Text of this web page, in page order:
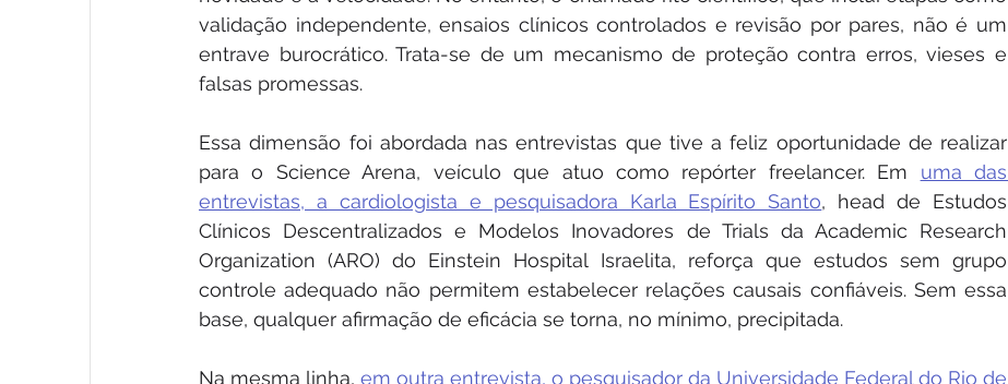
validação independente, ensaios clínicos controlados e revisão por pares, não é um
entrave burocrático. Trata-se de um mecanismo de proteção contra erros, vieses e
falsas promessas.
Essa dimensão foi abordada nas entrevistas que tive a feliz oportunidade de realizar
para o Science Arena, veículo que atuo como repórter freelancer. Em uma das
entrevistas, a cardiologista e pesquisadora Karla Espírito Santo, head de Estudos
Clínicos Descentralizados e Modelos Inovadores de Trials da Academic Research
Organization (ARO) do Einstein Hospital Israelita, reforça que estudos sem grupo
controle adequado não permitem estabelecer relações causais confiáveis. Sem essa
base, qualquer afirmação de eficácia se torna, no mínimo, precipitada.
Na mesma linha, em outra entrevista, o pesquisador da Universidade Federal do Rio de